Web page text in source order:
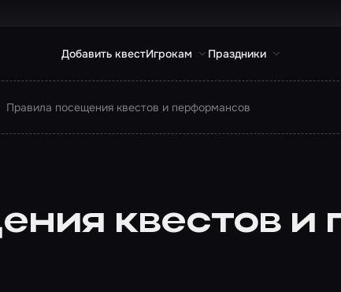
Добавить квестИгрокам Праздники
Правила посещения квестов и перформансов
квестов и